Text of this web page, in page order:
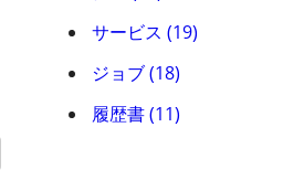
サービス (19)
ジョブ (18)
履歴書 (11)